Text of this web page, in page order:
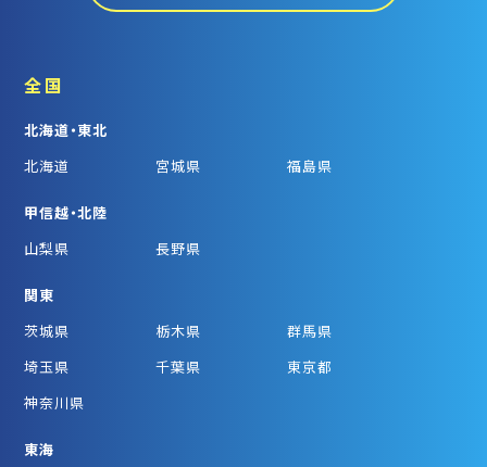
全国
北海道・東北
北海道
宮城県 福島県
甲信越・北陸
山梨県
長野県
関東
茨城県
栃木県
群馬県
埼玉県
千葉県
東京都
神奈川県
東海